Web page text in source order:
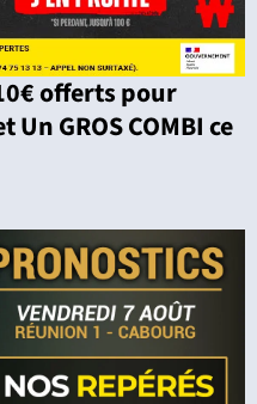
offerts pour
Un GROS COMBI ce